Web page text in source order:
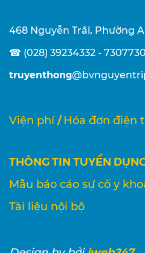
468 Nguyễn Trãi, Phường
☎ (028) 39234332 -
truyenthong
Viện phí / Hóa đơn điện
THÔNG TIN TUYỂN
Mẫu báo cáo sự cố y
Tài liệu nội bộ